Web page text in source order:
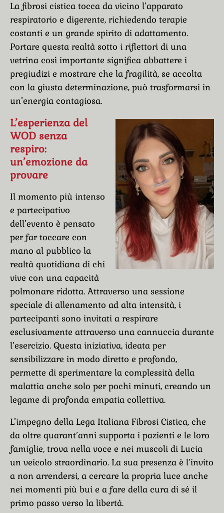
La fibrosi cistica tocca da vicino l’apparato
respiratorio e digerente, richiedendo terapie
costanti e un grande spirito di adattamento.
Portare questa realtà sotto i riflettori di una
vetrina così importante significa abbattere i
pregiudizi e mostrare che la fragilità, se accolta
con la giusta determinazione, può trasformarsi in
un’energia contagiosa.
L’esperienza del
WOD senza
respiro:
un’emozione da
provare
Il momento più intenso
e partecipativo
dell’evento è pensato
per far toccare con
mano al pubblico la
realtà quotidiana di chi
vive con una capacità
polmonare ridotta. Attraverso una sessione
speciale di allenamento ad alta intensità, i
partecipanti sono invitati a respirare
esclusivamente attraverso una cannuccia durante
l’esercizio. Questa iniziativa, ideata per
sensibilizzare in modo diretto e profondo,
permette di sperimentare la complessità della
malattia anche solo per pochi minuti, creando un
legame di profonda empatia collettiva.
L’impegno della Lega Italiana Fibrosi Cistica, che
da oltre quarant’anni supporta i pazienti e le loro
famiglie, trova nella voce e nei muscoli di Lucia
un veicolo straordinario. La sua presenza è l’invito
a non arrendersi, a cercare la propria luce anche
nei momenti più bui e a fare della cura di sé il
primo passo verso la libertà.